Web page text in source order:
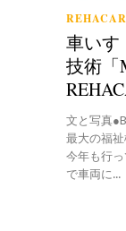
車いす
技術「
文と写真
最大の福祉
今年も行
で車両に...